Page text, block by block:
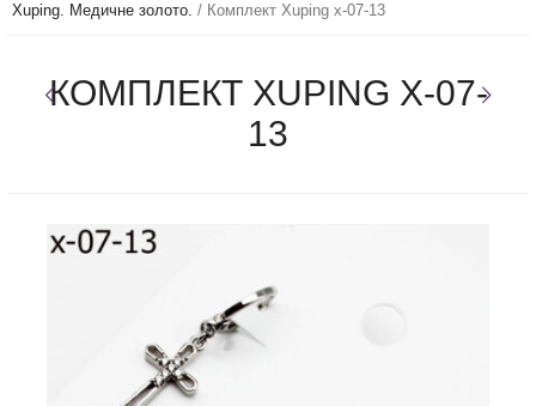
Xuping. Медичне золото. / Комплект Xuping x-07-13
КОМПЛЕКТ XUPING X-07-
13